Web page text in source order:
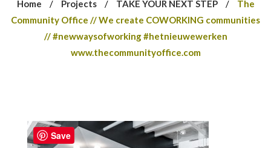
Home / Projects / TAKE YOUR NEXT STEP /
The
Community Office // We create COWORKING communities
// #newwaysofworking #hetnieuwewerken
www.thecommunityoffice.com
Save